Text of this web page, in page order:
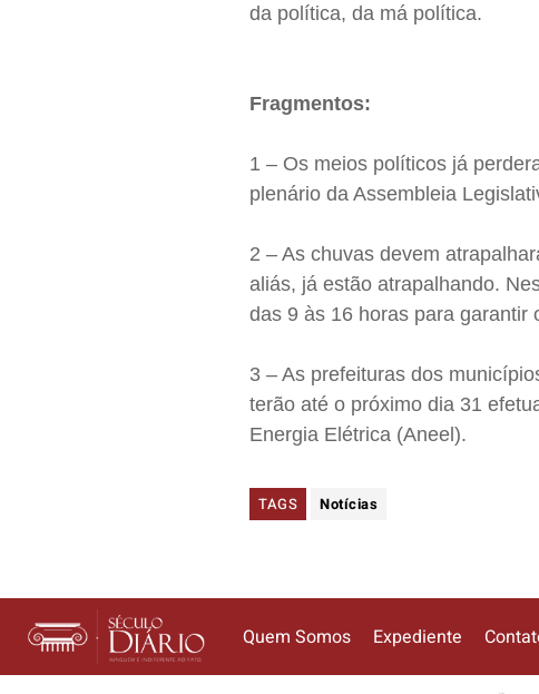
da política, da má política.
Fragmentos:
1 – Os meios políticos já
plenário da Assembleia
2 – As chuvas devem
aliás, já estão atrapalhando.
das 9 às 16 horas para garantir
3 – As prefeituras dos
terão até o próximo dia 31
Energia Elétrica (Aneel).
TAGS Notícias
Quem Somos Expediente